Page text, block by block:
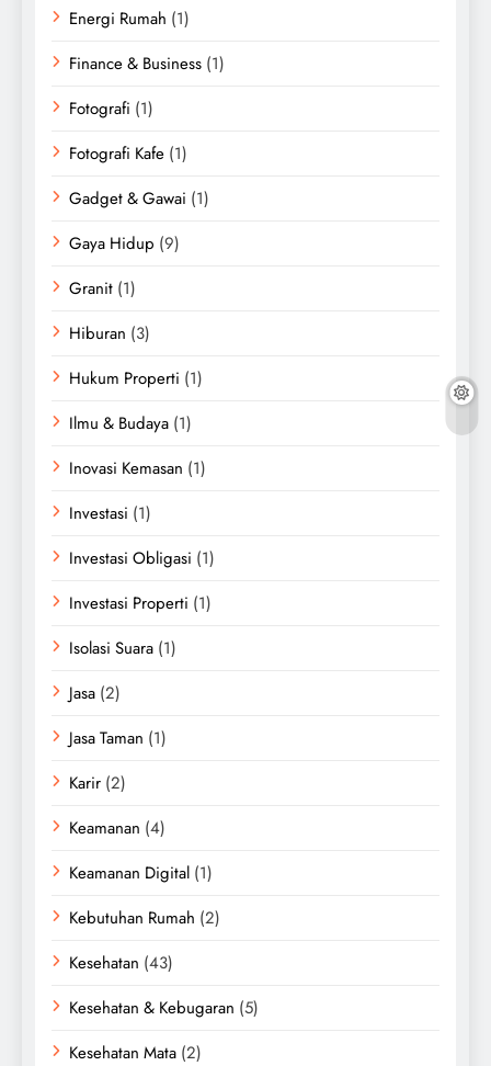
Energi Rumah (1)
Finance & Business (1)
Fotografi (1)
Fotografi Kafe (1)
Gadget & Gawai (1)
Gaya Hidup (9)
Granit (1)
Hiburan (3)
Hukum Properti (1)
Ilmu & Budaya (1)
Inovasi Kemasan (1)
Investasi (1)
Investasi Obligasi (1)
Investasi Properti (1)
Isolasi Suara (1)
Jasa (2)
Jasa Taman (1)
Karir (2)
Keamanan (4)
Keamanan Digital (1)
Kebutuhan Rumah (2)
Kesehatan (43)
Kesehatan & Kebugaran (5)
Kesehatan Mata (2)